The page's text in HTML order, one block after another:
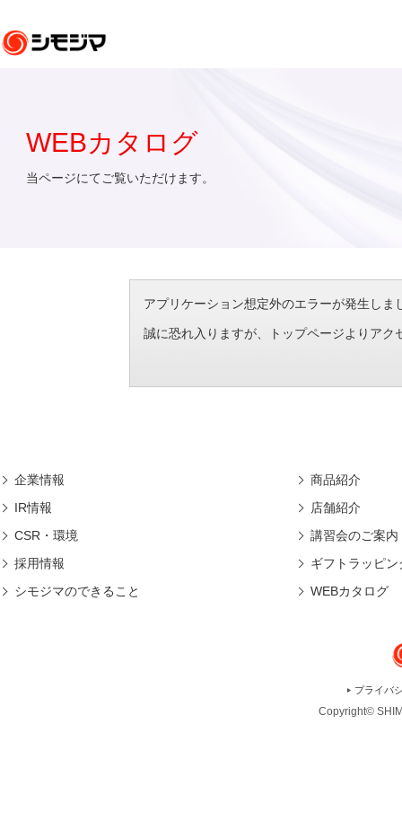
WEBカタログ
当ページにてご覧いただけます。
アプリケーション想定外のエラーが発生し
誠に恐れ入りますが、トップページよりアク
企業情報
IR情報
CSR・環境
採用情報
シモジマのできること
商品紹介
店舗紹介
講習会のご案内
ギフトラッピン
WEBカタログ
プライバ
Copyright©